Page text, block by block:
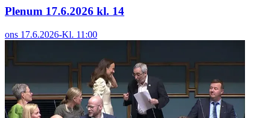
Plenum 17.6.2026 kl. 14
ons 17.6.2026-Kl. 11:00